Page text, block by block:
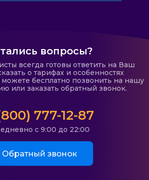
вопросы?
всегда готовы ответить на Ваш
о тарифах и особенностях
бесплатно позвонить на нашу
или заказать обратный звонок.
777-12-87
с 9:00 до 22:00
Обратный звонок